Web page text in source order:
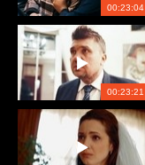
00:23:04
00:23:21